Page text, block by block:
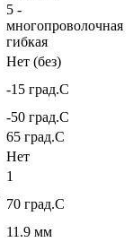
5 -
многопроволочная
гибкая
Нет (без)
-15 град.C
-50 град.C
65 град.C
Нет
1
70 град.C
11.9 мм